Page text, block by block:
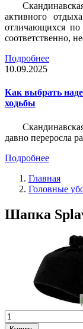
активного
отличающихся по
соответственно,
Подробнее
10.09.2025
Как выбрать
ходьбы
давно переросла
Подробнее
Главная
Головные
Шапка